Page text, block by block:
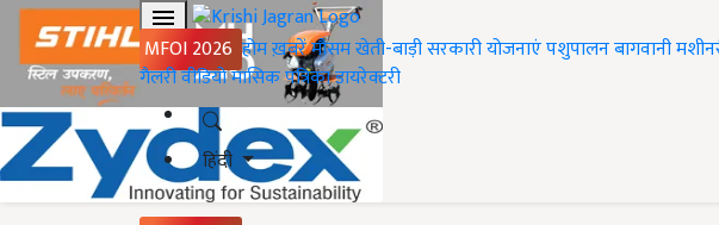
MFOI 2026 होमख़बरेंमौसमखेती-बाड़ीसरकारी योजनाएंपशुपालनबागवानी
गैलरीवीडियोमासिक पत्रिकाडायरेक्टरी
हिंदी